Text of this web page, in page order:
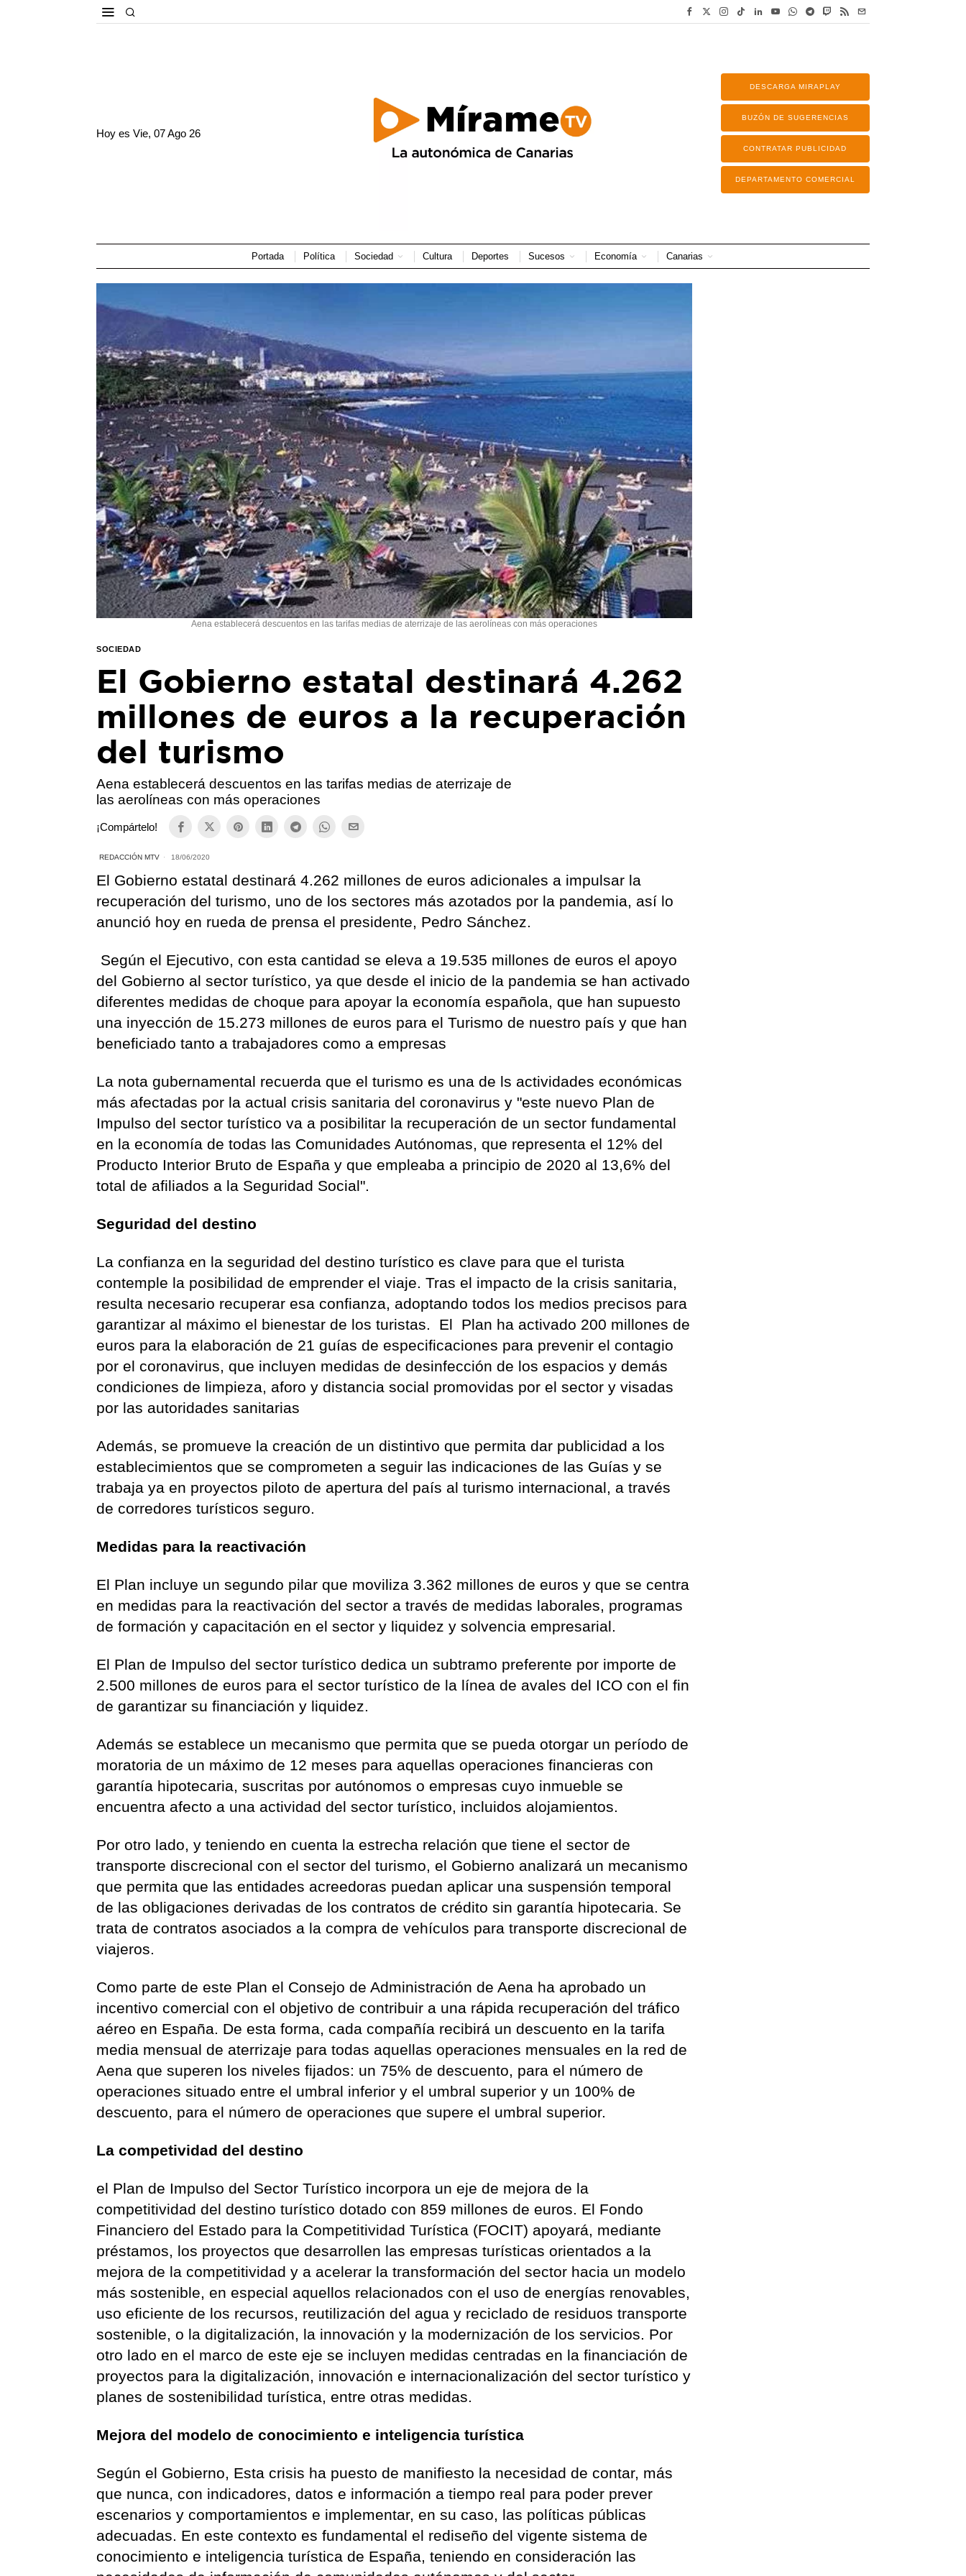
Hoy esVie, 07 Ago 26
DESCARGA MIRAPLAY
BUZÓN DE SUGERENCIAS
CONTRATAR PUBLICIDAD
DEPARTAMENTO COMERCIAL
Portada Política Sociedad Cultura Deportes Sucesos Economía Canarias
Aena establecerá descuentos en las tarifas medias de aterrizaje de las aerolíneas con más operaciones
SOCIEDAD
El Gobierno estatal destinará 4.262
millones de euros a la recuperación
del turismo
Aena establecerá descuentos en las tarifas medias de aterrizaje de
las aerolíneas con más operaciones
¡Compártelo!
REDACCIÓN MTV 18/06/2020
El Gobierno estatal destinará 4.262 millones de euros adicionales a impulsar la
recuperación del turismo, uno de los sectores más azotados por la pandemia, así lo
anunció hoy en rueda de prensa el presidente, Pedro Sánchez.
Según el Ejecutivo, con esta cantidad se eleva a 19.535 millones de euros el apoyo
del Gobierno al sector turístico, ya que desde el inicio de la pandemia se han activado
diferentes medidas de choque para apoyar la economía española, que han supuesto
una inyección de 15.273 millones de euros para el Turismo de nuestro país y que han
beneficiado tanto a trabajadores como a empresas
La nota gubernamental recuerda que el turismo es una de ls actividades económicas
más afectadas por la actual crisis sanitaria del coronavirus y "este nuevo Plan de
Impulso del sector turístico va a posibilitar la recuperación de un sector fundamental
en la economía de todas las Comunidades Autónomas, que representa el 12% del
Producto Interior Bruto de España y que empleaba a principio de 2020 al 13,6% del
total de afiliados a la Seguridad Social".
Seguridad del destino
La confianza en la seguridad del destino turístico es clave para que el turista
contemple la posibilidad de emprender el viaje. Tras el impacto de la crisis sanitaria,
resulta necesario recuperar esa confianza, adoptando todos los medios precisos para
garantizar al máximo el bienestar de los turistas. El Plan ha activado 200 millones de
euros para la elaboración de 21 guías de especificaciones para prevenir el contagio
por el coronavirus, que incluyen medidas de desinfección de los espacios y demás
condiciones de limpieza, aforo y distancia social promovidas por el sector y visadas
por las autoridades sanitarias
Además, se promueve la creación de un distintivo que permita dar publicidad a los
establecimientos que se comprometen a seguir las indicaciones de las Guías y se
trabaja ya en proyectos piloto de apertura del país al turismo internacional, a través
de corredores turísticos seguro.
Medidas para la reactivación
El Plan incluye un segundo pilar que moviliza 3.362 millones de euros y que se centra
en medidas para la reactivación del sector a través de medidas laborales, programas
de formación y capacitación en el sector y liquidez y solvencia empresarial.
El Plan de Impulso del sector turístico dedica un subtramo preferente por importe de
2.500 millones de euros para el sector turístico de la línea de avales del ICO con el fin
de garantizar su financiación y liquidez.
Además se establece un mecanismo que permita que se pueda otorgar un período de
moratoria de un máximo de 12 meses para aquellas operaciones financieras con
garantía hipotecaria, suscritas por autónomos o empresas cuyo inmueble se
encuentra afecto a una actividad del sector turístico, incluidos alojamientos.
Por otro lado, y teniendo en cuenta la estrecha relación que tiene el sector de
transporte discrecional con el sector del turismo, el Gobierno analizará un mecanismo
que permita que las entidades acreedoras puedan aplicar una suspensión temporal
de las obligaciones derivadas de los contratos de crédito sin garantía hipotecaria. Se
trata de contratos asociados a la compra de vehículos para transporte discrecional de
viajeros.
Como parte de este Plan el Consejo de Administración de Aena ha aprobado un
incentivo comercial con el objetivo de contribuir a una rápida recuperación del tráfico
aéreo en España. De esta forma, cada compañía recibirá un descuento en la tarifa
media mensual de aterrizaje para todas aquellas operaciones mensuales en la red de
Aena que superen los niveles fijados: un 75% de descuento, para el número de
operaciones situado entre el umbral inferior y el umbral superior y un 100% de
descuento, para el número de operaciones que supere el umbral superior.
La competividad del destino
el Plan de Impulso del Sector Turístico incorpora un eje de mejora de la
competitividad del destino turístico dotado con 859 millones de euros. El Fondo
Financiero del Estado para la Competitividad Turística (FOCIT) apoyará, mediante
préstamos, los proyectos que desarrollen las empresas turísticas orientados a la
mejora de la competitividad y a acelerar la transformación del sector hacia un modelo
más sostenible, en especial aquellos relacionados con el uso de energías renovables,
uso eficiente de los recursos, reutilización del agua y reciclado de residuos transporte
sostenible, o la digitalización, la innovación y la modernización de los servicios. Por
otro lado en el marco de este eje se incluyen medidas centradas en la financiación de
proyectos para la digitalización, innovación e internacionalización del sector turístico y
planes de sostenibilidad turística, entre otras medidas.
Mejora del modelo de conocimiento e inteligencia turística
Según el Gobierno, Esta crisis ha puesto de manifiesto la necesidad de contar, más
que nunca, con indicadores, datos e información a tiempo real para poder prever
escenarios y comportamientos e implementar, en su caso, las políticas públicas
adecuadas. En este contexto es fundamental el rediseño del vigente sistema de
conocimiento e inteligencia turística de España, teniendo en consideración las